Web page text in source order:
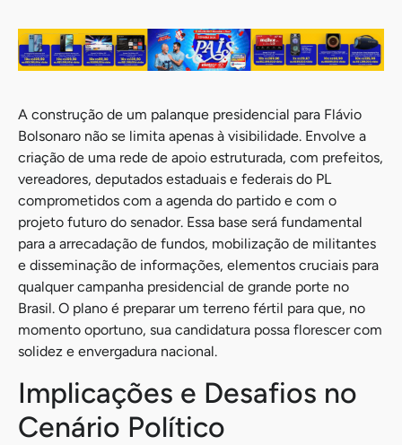
A construção de um palanque presidencial para Flávio
Bolsonaro não se limita apenas à visibilidade. Envolve a
criação de uma rede de apoio estruturada, com prefeitos,
vereadores, deputados estaduais e federais do PL
comprometidos com a agenda do partido e com o
projeto futuro do senador. Essa base será fundamental
para a arrecadação de fundos, mobilização de militantes
e disseminação de informações, elementos cruciais para
qualquer campanha presidencial de grande porte no
Brasil. O plano é preparar um terreno fértil para que, no
momento oportuno, sua candidatura possa florescer com
solidez e envergadura nacional.
Implicações e Desafios no
Cenário Político